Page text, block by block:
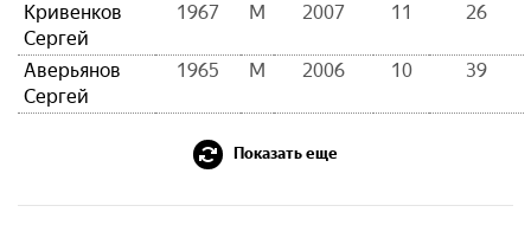
Кривенков
Сергей
1967 М 2007 11 26
Аверьянов
Сергей
1965 М 2006 10 39
Показать еще